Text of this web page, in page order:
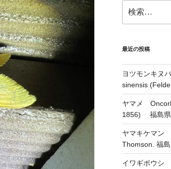
索:
最近の投稿
ヨツモンキ
sinensis
ヤマメ
1856) 福島
ヤマキケマン
Thomson. 福
イワギボウシ